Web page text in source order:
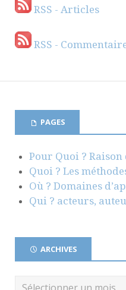
RSS - Articles
RSS -
PAGES
Pour Quoi ? Raison
Quoi ? Les
Où ? Domaines
Qui ? acteurs,
ARCHIVES